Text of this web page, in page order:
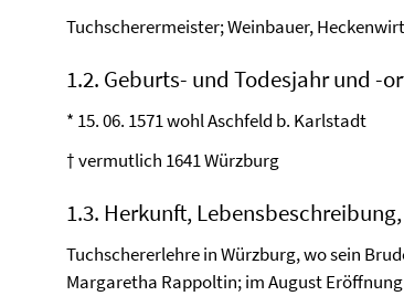
Tuchscherermeister; Weinbauer,
1.2. Geburts- und Todesjahr und -
* 15. 06. 1571 wohl Aschfeld b. Karlstadt
† vermutlich 1641 Würzburg
1.3. Herkunft,
Tuchschererlehre in Würzburg, wo sein
Margaretha Rappoltin; im August